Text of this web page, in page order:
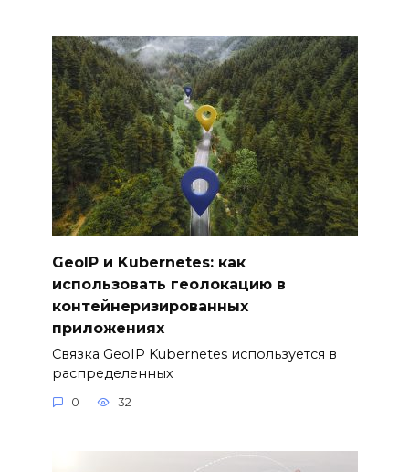
GeoIP и Kubernetes: как
использовать геолокацию в
контейнеризированных
приложениях
Связка GeoIP Kubernetes используется в
распределенных
0 32